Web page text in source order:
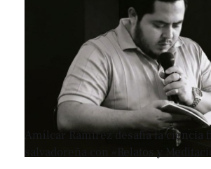
Amílcar Ramírez desafía la ciencia
salvadoreña con «Relatos y